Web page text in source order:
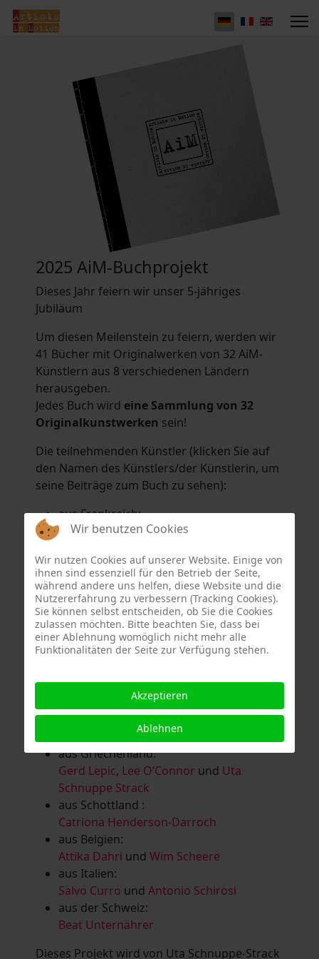
2025 AiM-Buchprojekt
Dieses Jahr feiern wir unser 5-jähriges
Jubiläum
Um diesen Meilenstein zu feiern, werden wir
41 Bücher mit Originalwerken von 32 AiM-
Künstlern aus 8 verschiedenen Ländern
herausgeben.
Jedes Buch wird eine Sammlung von 32
Originalkunstwerken sein!
Die teilnehmenden Künstler (klicken Sie auf
den Namen des Künstlers/der Künstlerin, um
seine Beiträge zum Buch zu sehen):
aus Frankreich:
Hélène Argo,Didier Bonnot
Eric Schaftlein.
aus den Niederlanden:
Dorrety Brookhuis,Natalia Dik,Elise
EekhoutundHenny Schaapman
aus Deutschland:
Salomé Herbst,Andrea Jungnitsch,
Lanzl,Heidrun MalComes,Christa Mayer-
Guntram Prochaska
Schaub,Vera Schaub,Birgit Schweimler &
Serge DevadderundRolf Thärichen
aus Griechenland:
Gerd Lepic, Lee O’Connor und Uta
Schnuppe Strack
aus Schottland :
Catriona Henderson-Darroch
aus Belgien:
Attika Dahri und Wim Scheere
aus Italien:
Salvo Curro und Antonio Schirosi
aus der Schweiz:
Beat Unternährer
Dieses Projekt wird von Uta Schnuppe-Strack
Wir benutzen Cookies
Wir nutzen Cookies auf unserer Website. Einige von
ihnen sind essenziell für den Betrieb der Seite,
während andere uns helfen, diese Website und die
Nutzererfahrung zu verbessern (Tracking Cookies).
Sie können selbst entscheiden, ob Sie die Cookies
zulassen möchten. Bitte beachten Sie, dass bei
einer Ablehnung womöglich nicht mehr alle
Funktionalitäten der Seite zur Verfügung stehen.
Akzeptieren
Ablehnen